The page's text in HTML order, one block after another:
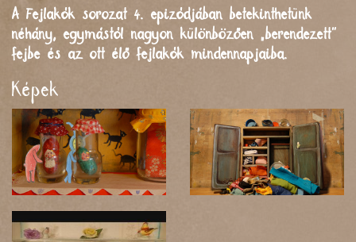
A Fejlakók sorozat 4. epizódjában betekinthetünk
néhány, egymástól nagyon különbözően „berendezett”
fejbe és az ott élő fejlakók mindennapjaiba.
Képek